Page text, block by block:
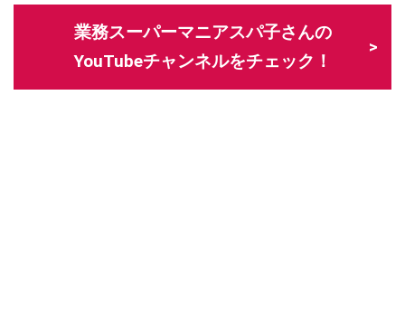
業務スーパーマニアスパ子さんの
YouTubeチャンネルをチェック！